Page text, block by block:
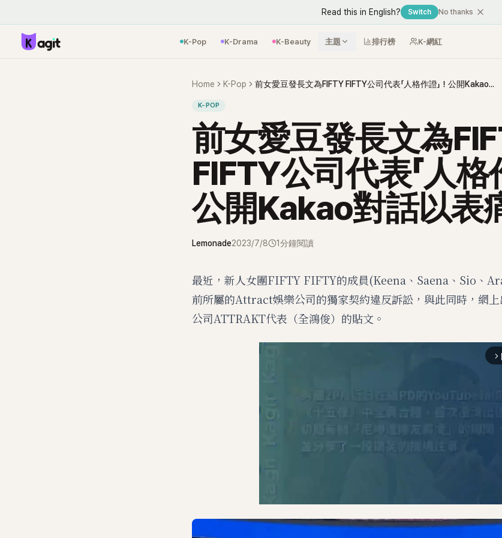
Read this in English? Switch No thanks
K-Pop K-Drama K-Beauty 主題 排行榜 K-網紅
Home K-Pop 前女愛豆發長文為FIFTY FIFTY公司代表「人格作證」！公開Kakao對話以表痛心！
K-POP
前女愛豆發長文為
FIFTY公司代表「人格
公開Kakao對話以表
Lemonade2023/7/8 1分鐘閱讀
最近，新人女團FIFTY FIFTY的成員(Keena、Saena、Sio、
前所屬的Attract娛樂公司的獨家契約違反訴訟，與此同時，網
公司ATTRAKT代表（全鴻俊）的貼文。
arrow_forward_ios